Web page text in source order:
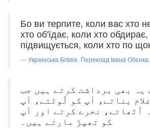
Бо ви терпите, коли вас хто
хто об'їдає, коли хто
підвищується, коли хто по
Українська Біблія. Переклад Івана Огієнка.
یہ بھی برداشت کرتے ہیں جب
بناتے، آپ کو لُوٹتے، آپ
اُٹھاتے، نخرے کرتے اور آپ
کو تھپڑ مارتے ہیں۔